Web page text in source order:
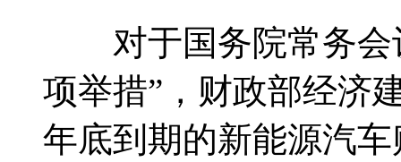
对于国务院常务会
项举措”，财政部经济
年底到期的新能源汽